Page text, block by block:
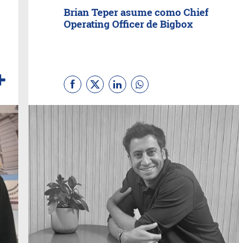
Brian Teper asume como Chief
Operating Officer de Bigbox